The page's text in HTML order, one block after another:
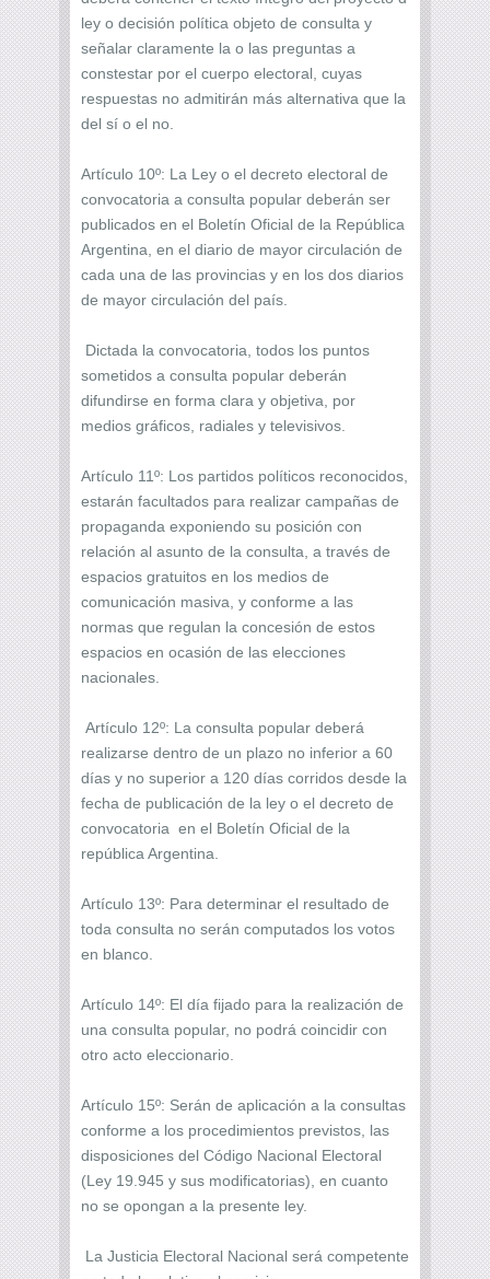
ley o decisión política objeto de consulta y
señalar claramente la o las preguntas a
constestar por el cuerpo electoral, cuyas
respuestas no admitirán más alternativa que la
del sí o el no.
Artículo 10º: La Ley o el decreto electoral de
convocatoria a consulta popular deberán ser
publicados en el Boletín Oficial de la República
Argentina, en el diario de mayor circulación de
cada una de las provincias y en los dos diarios
de mayor circulación del país.
Dictada la convocatoria, todos los puntos
sometidos a consulta popular deberán
difundirse en forma clara y objetiva, por
medios gráficos, radiales y televisivos.
Artículo 11º: Los partidos políticos reconocidos,
estarán facultados para realizar campañas de
propaganda exponiendo su posición con
relación al asunto de la consulta, a través de
espacios gratuitos en los medios de
comunicación masiva, y conforme a las
normas que regulan la concesión de estos
espacios en ocasión de las elecciones
nacionales.
Artículo 12º: La consulta popular deberá
realizarse dentro de un plazo no inferior a 60
días y no superior a 120 días corridos desde la
fecha de publicación de la ley o el decreto de
convocatoria en el Boletín Oficial de la
república Argentina.
Artículo 13º: Para determinar el resultado de
toda consulta no serán computados los votos
en blanco.
Artículo 14º: El día fijado para la realización de
una consulta popular, no podrá coincidir con
otro acto eleccionario.
Artículo 15º: Serán de aplicación a la consultas
conforme a los procedimientos previstos, las
disposiciones del Código Nacional Electoral
(Ley 19.945 y sus modificatorias), en cuanto
no se opongan a la presente ley.
La Justicia Electoral Nacional será competente